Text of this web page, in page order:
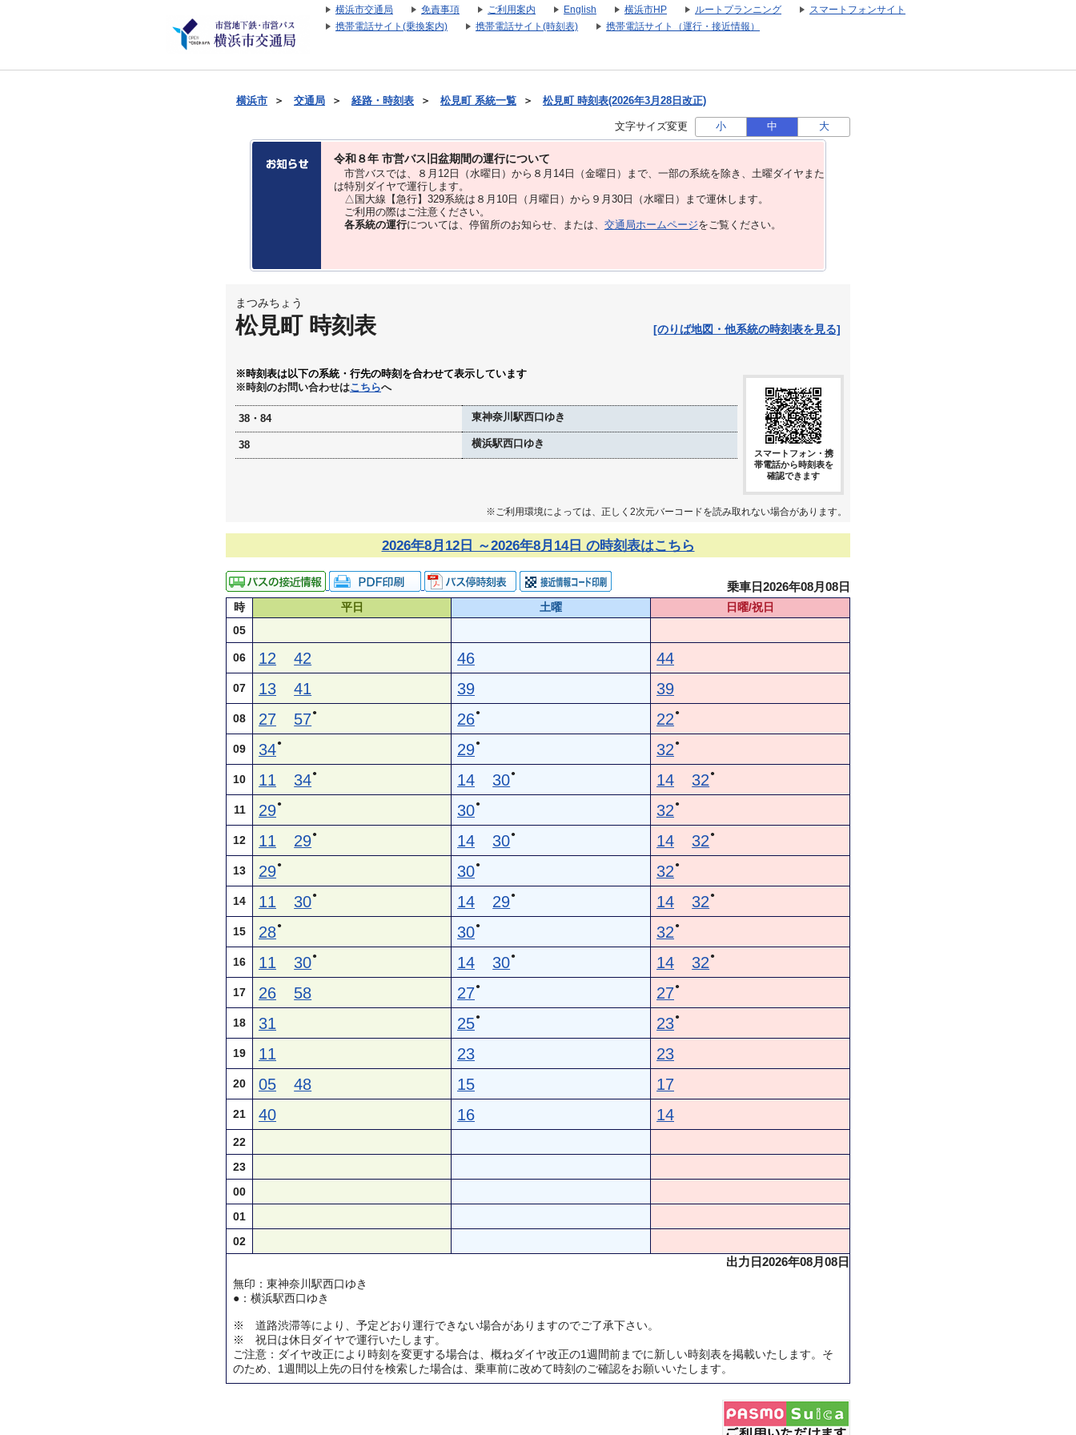
横浜市交通局 免責事項 ご利用案内 English 横浜市HP ルートプランニング
スマートフォンサイト
携帯電話サイト(乗換案内)
携帯電話サイト(時刻表) 携帯電話サイト（運行・接近情報）
横浜市 ＞ 交通局 ＞ 経路・時刻表 ＞ 松見町 系統一覧 ＞ 松見町 時刻表(2026年3月28日改正)
文字サイズ変更 小 中 大
令和８年 市営バス旧盆期間の運行について
市営バスでは、８⽉12⽇（水曜日）から８⽉14⽇（金曜日）まで、⼀部の系統を除き、⼟曜ダイヤまた
は特別ダイヤで運⾏します。
△国大線【急行】329系統は８月10日（月曜日）から９月30日（水曜日）まで運休します。
ご利用の際はご注意ください。
各系統の運行については、停留所のお知らせ、または、 交通局ホームページをご覧ください。
まつみちょう
松見町 時刻表 [のりば地図・他系統の時刻表を見る]
※時刻表は以下の系統・行先の時刻を合わせて表示しています
※時刻のお問い合わせはこちらへ
38・84 東神奈川駅西口ゆき
38 横浜駅西口ゆき
スマートフォン・携
帯電話から時刻表を
確認できます
※ご利用環境によっては、正しく2次元バーコードを読み取れない場合があります。
2026年8月12日 ～2026年8月14日 の時刻表はこちら
乗車日2026年08月08日
時 平日 土曜
日曜/祝日
05
06 12 42 46 44
07 13 41 39 39
08 27 57● 26● 22 ●
09 34● 29● 32 ●
10 11 34● 14 30● 14 32 ●
11 29● 30● 32 ●
12 11 29● 14 30● 14 32 ●
13 29● 30● 32 ●
14 11 30● 14 29● 14 32 ●
15 28● 30● 32 ●
16 11 30● 14 30● 14 32 ●
17 26 58 27● 27●
18 31 25● 23●
19 11 23 23
20 05 48 15 17
21 40 16 14
22
23
00
01
02
出力日2026年08月08日
無印：東神奈川駅西口ゆき
●：横浜駅西口ゆき
※ 道路渋滞等により、予定どおり運行できない場合がありますのでご了承下さい。
※ 祝日は休日ダイヤで運行いたします。
ご注意：ダイヤ改正により時刻を変更する場合は、概ねダイヤ改正の1週間前までに新しい時刻表を掲載いたします。そ
のため、1週間以上先の日付を検索した場合は、乗車前に改めて時刻のご確認をお願いいたします。